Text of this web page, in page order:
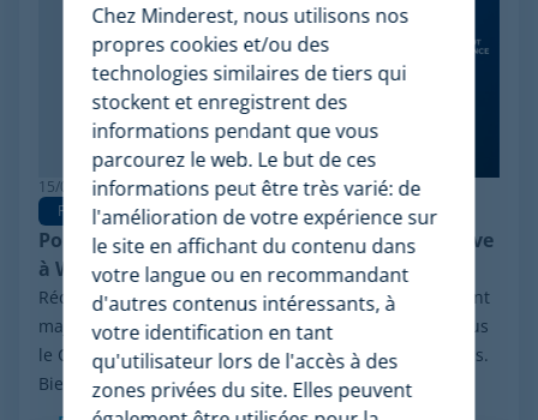
15/06/2026
Pricing Software
Pourquoi Minderest est la meilleure alternative
à Wiser en pricing intelligence
Récemment, le secteur a été marqué par un événement
majeur : la procédure de réorganisation financière sous
le Chapter 11 initiée par Wiser Solutions aux États-Unis.
Bien que cette mesure n'implique...
Chez Minderest, nous utilisons nos
propres cookies et/ou des
technologies similaires de tiers qui
stockent et enregistrent des
informations pendant que vous
parcourez le web. Le but de ces
informations peut être très varié: de
l'amélioration de votre expérience sur
le site en affichant du contenu dans
votre langue ou en recommandant
d'autres contenus intéressants, à
votre identification en tant
qu'utilisateur lors de l'accès à des
zones privées du site. Elles peuvent